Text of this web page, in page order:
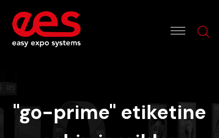
"go-prime" etiketine